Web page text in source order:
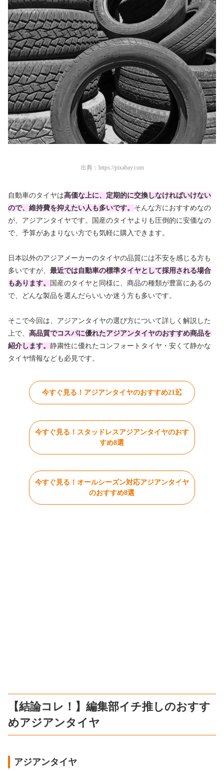
出典： https://pixabay.com
自動車のタイヤは高価な上に、定期的に交換しなければいけない
ので、維持費を抑えたい人も多いです。 そんな方におすすめなの
が、アジアンタイヤです。国産のタイヤよりも圧倒的に安価なの
で、予算があまりない方でも気軽に購入できます。
日本以外のアジアメーカーのタイヤの品質には不安を感じる方も
多いですが、 最近では自動車の標準タイヤとして採用される場合
もあります。
国産のタイヤと同様に、商品の種類が豊富にあるの
で、どんな製品を選んだらいいか迷う方も多いです。
そこで今回は、アジアンタイヤの選び方について詳しく解説した
上で、 高品質でコスパに優れたアジアンタイヤのおすすめ商品を
紹介します。 静粛性に優れたコンフォートタイヤ・安くて静かな
タイヤ情報なども必見です。
今すぐ見る！アジアンタイヤのおすすめ21選
今すぐ見る！スタッドレスアジアンタイヤのおす
すめ8選
今すぐ見る！オールシーズン対応アジアンタイヤ
のおすすめ8選
【結論コレ！】編集部イチ推しのおすす
めアジアンタイヤ
アジアンタイヤ